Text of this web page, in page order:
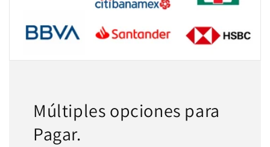
Múltiples opciones para
Pagar.